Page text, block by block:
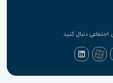
اجتماعی دنبال کنید